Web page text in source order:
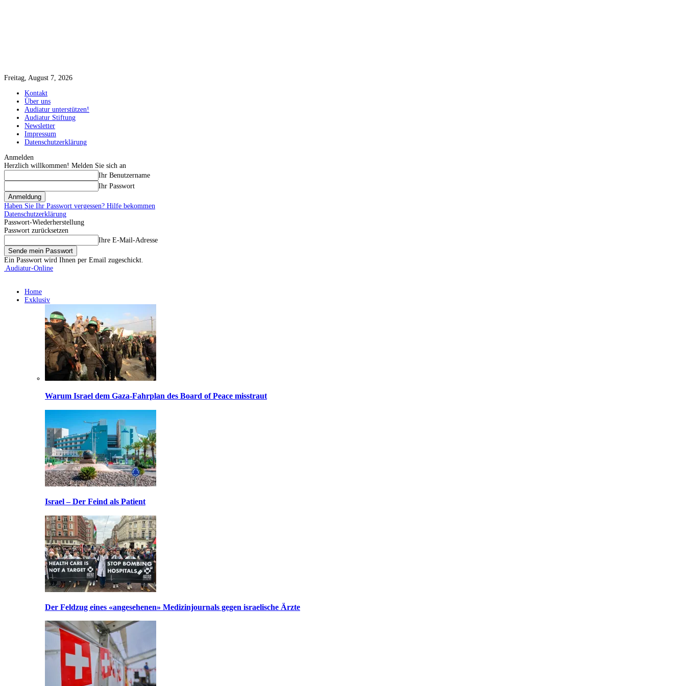
Freitag, August 7, 2026
Kontakt
Über uns
Audiatur unterstützen!
Audiatur Stiftung
Newsletter
Impressum
Datenschutzerklärung
Anmelden
Herzlich willkommen! Melden Sie sich an
Ihr Benutzername
Ihr Passwort
Haben Sie Ihr Passwort vergessen? Hilfe bekommen
Datenschutzerklärung
Passwort-Wiederherstellung
Passwort zurücksetzen
Ihre E-Mail-Adresse
Ein Passwort wird Ihnen per Email zugeschickt.
Audiatur-Online
Home
Exklusiv
Warum Israel dem Gaza-Fahrplan des Board of Peace misstraut
Israel – Der Feind als Patient
Der Feldzug eines «angesehenen» Medizinjournals gegen israelische Ärzte